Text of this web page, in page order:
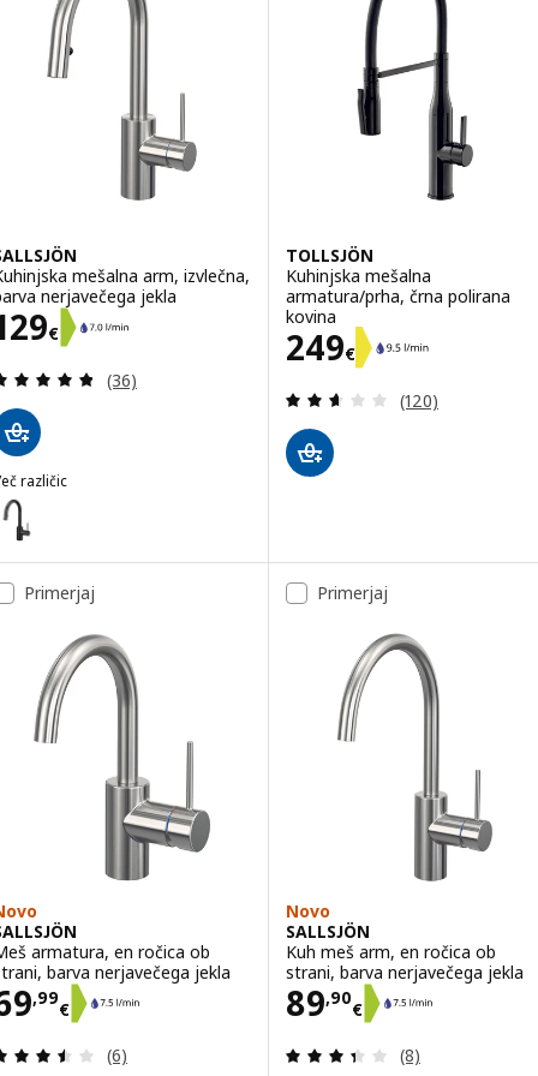
mešalna arm, izvlečna,
nerjavečega jekla
€ 129€
Pregled: 4.8 iz 5 zvezde. Skupno število
(36)
različic
SALLSJÖN, Kuhinjska mešalna arm, izvlečna, črna
TOLLSJÖN
Kuhinjska mešalna
armatura/prha, črna polirana
kovina
249€
Cena 249€
Pregled: 2.6 iz
(120)
Primerjaj
armatura, en ročica ob
barva nerjavečega jekla
,99
€69,99€
Pregled: 3.5 iz 5 zvezde. Skupno število
(6)
Primerjaj
Novo
SALLSJÖN
Kuh meš arm, en ročica ob
strani, barva nerjavečega jekla
89,90
€
Cena 89,90€
Pregled: 3.4 iz
(8)